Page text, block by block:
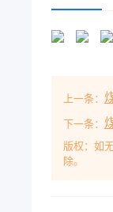
站，属于
为移动床
激冷室(
水煤浆走
从而使得
上一条：
下一条：
版权：如
除。